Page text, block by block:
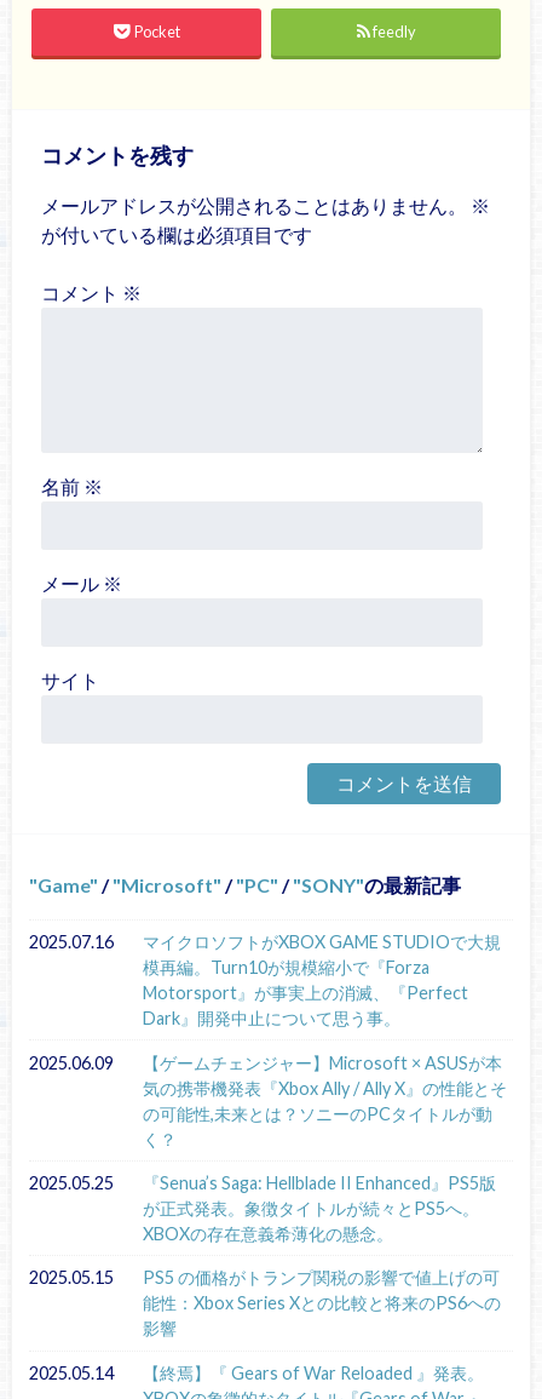
Pocket feedly
コメントを残す
メールアドレスが公開されることはありません。
※
が付いている欄は必須項目です
コメント ※
名前 ※
メール ※
サイト
Game / Microsoft / PC / SONY の最新記事
2025.07.16
マイクロソフトがXBOX GAME STUDIOで大規
模再編。Turn10が規模縮小で『Forza
Motorsport』が事実上の消滅、『Perfect
Dark』開発中止について思う事。
2025.06.09
【ゲームチェンジャー】Microsoft × ASUSが本
気の携帯機発表『Xbox Ally / Ally X』の性能とそ
の可能性,未来とは？ソニーのPCタイトルが動
く？
2025.05.25
『Senua’s Saga: Hellblade II Enhanced』PS5版
が正式発表。象徴タイトルが続々とPS5へ。
XBOXの存在意義希薄化の懸念。
2025.05.15
PS5 の価格がトランプ関税の影響で値上げの可
能性：Xbox Series Xとの比較と将来のPS6への
影響
2025.05.14
【終焉】『 Gears of War Reloaded 』発表。